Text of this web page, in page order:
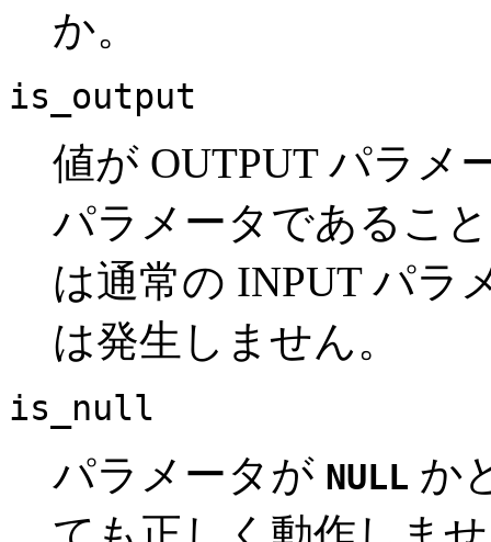
か。
is_output
値が OUTPUT パラメ
パラメータであるこ
は通常の INPUT パラ
は発生しません。
is_null
パラメータが NULL か